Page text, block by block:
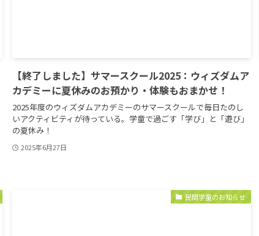
【終了しました】サマースクール2025：ウィズダムア
カデミーに夏休みのお預かり・体験もおまかせ！
2025年度のウィズダムアカデミーのサマースクールで毎日たのし
いアクティビティが待っている。学童で過ごす「学び」と「遊び」
の夏休み！
2025年6月27日
民間学童のお知らせ